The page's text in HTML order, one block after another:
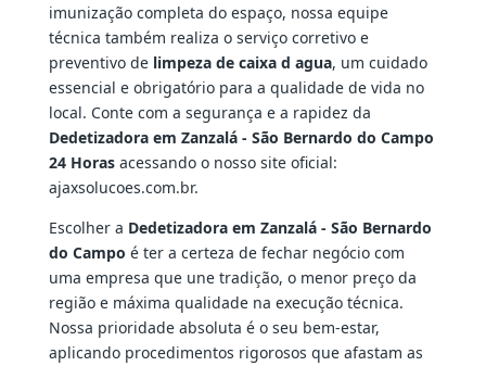
imunização completa do espaço, nossa equipe
técnica também realiza o serviço corretivo e
preventivo de limpeza de caixa d agua, um cuidado
essencial e obrigatório para a qualidade de vida no
local. Conte com a segurança e a rapidez da
Dedetizadora em Zanzalá - São Bernardo do Campo
24 Horasacessando o nosso site oficial:
ajaxsolucoes.com.br.
Escolher a Dedetizadora em Zanzalá - São Bernardo
do Campo é ter a certeza de fechar negócio com
uma empresa que une tradição, o menor preço da
região e máxima qualidade na execução técnica.
Nossa prioridade absoluta é o seu bem-estar,
aplicando procedimentos rigorosos que afastam as